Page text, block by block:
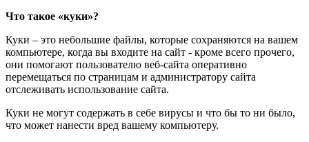
Что такое «куки»?
Куки – это небольшие файлы, которые сохраняются на вашем
компьютере, когда вы входите на сайт - кроме всего прочего,
они помогают пользователю веб-сайта оперативно
перемещаться по страницам и администратору сайта
отслеживать использование сайта.
Куки не могут содержать в себе вирусы и что бы то ни было,
что может нанести вред вашему компьютеру.